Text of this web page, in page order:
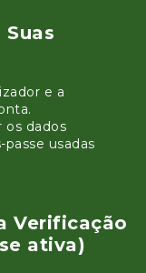
Suas
e a
os dados
usadas
Verificação
ativa)